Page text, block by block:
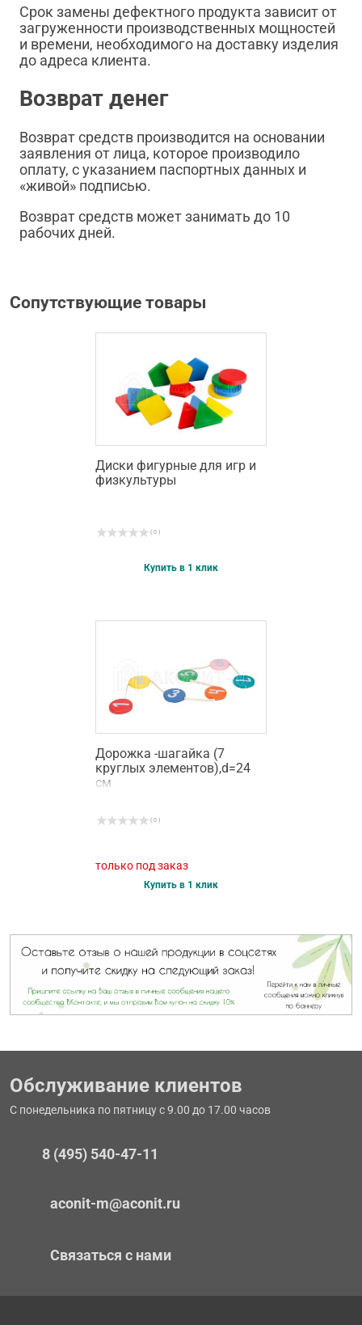
Срок замены дефектного продукта зависит от
загруженности производственных мощностей
и времени, необходимого на доставку изделия
до адреса клиента.
Возврат денег
Возврат средств производится на основании
заявления от лица, которое производило
оплату, с указанием паспортных данных и
«живой» подписью.
Возврат средств может занимать до 10
рабочих дней.
Сопутствующие товары
Диски фигурные для игр и
физкультуры
( 0 )
Купить в 1 клик
Дорожка -шагайка (7
круглых элементов),d=24
см
( 0 )
только под заказ
Купить в 1 клик
Обслуживание клиентов
С понедельника по пятницу с 9.00 до 17.00 часов
8 (495) 540-47-11
aconit-m@aconit.ru
Связаться с нами